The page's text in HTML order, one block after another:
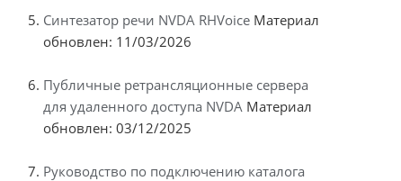
Синтезатор речи NVDA RHVoice Материал
обновлен: 11/03/2026
Публичные ретрансляционные сервера
для удаленного доступа NVDA Материал
обновлен: 03/12/2025
Руководство по подключению каталога